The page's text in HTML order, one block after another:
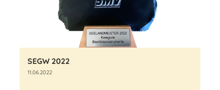
SEGW 2022
11.06.2022